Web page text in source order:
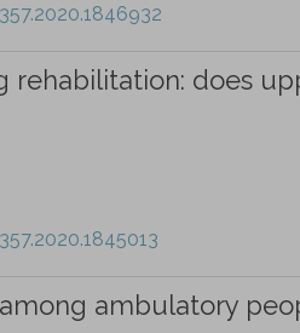
rehabilitation: does
ambulatory